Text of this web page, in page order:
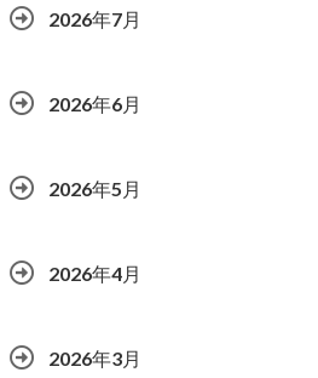
2026年7月
2026年6月
2026年5月
2026年4月
2026年3月